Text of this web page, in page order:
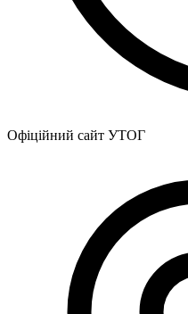
Офіційний сайт УТОГ